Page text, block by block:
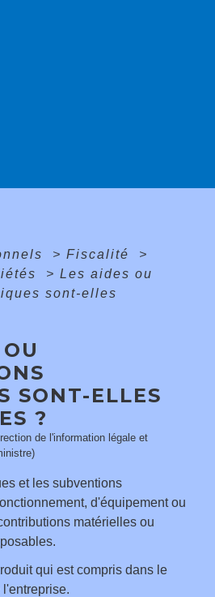
> Fiscalité
>
> Les aides ou
sont-elles
SONT-ELLES
?
de l'information légale et
et les subventions
d'équipement ou
matérielles ou
qui est compris dans le